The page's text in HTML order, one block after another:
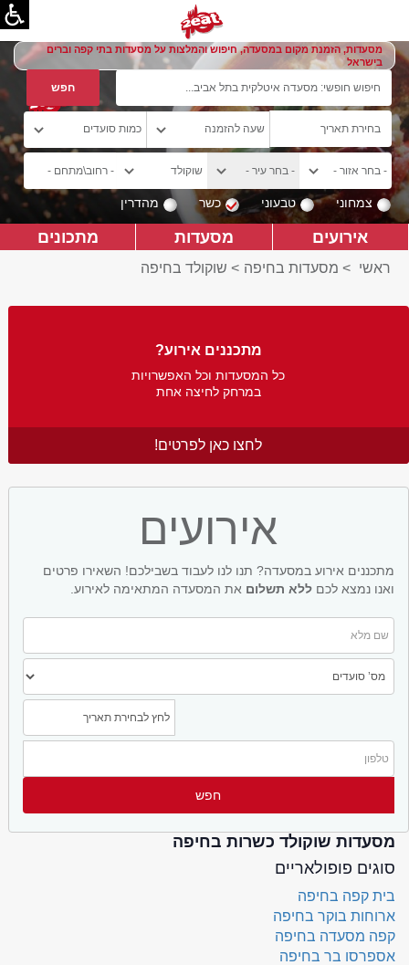
מסעדות, הזמנת מקום במסעדה, חיפוש והמלצות על מסעדות בתי קפה וברים
בישראל
צמחוני טבעוני כשר מהדרין
אירועים מסעדות מתכונים
ראשי > מסעדות בחיפה > שוקולד בחיפה
מתכננים אירוע?
כל המסעדות וכל האפשרויות
במרחק לחיצה אחת
לחצו כאן לפרטים!
אירועים
מתכננים אירוע במסעדה? תנו לנו לעבוד בשבילכם! השאירו פרטים
ואנו נמצא לכם ללא תשלום את המסעדה המתאימה לאירוע.
מסעדות שוקולד כשרות בחיפה
סוגים פופולאריים
בית קפה בחיפה
ארוחות בוקר בחיפה
קפה מסעדה בחיפה
אספרסו בר בחיפה